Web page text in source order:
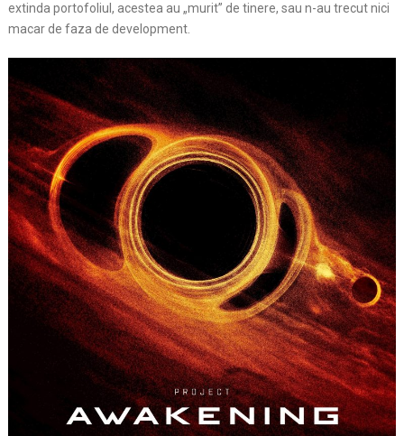
extinda portofoliul, acestea au „murit” de tinere, sau n-au trecut nici
macar de faza de development.